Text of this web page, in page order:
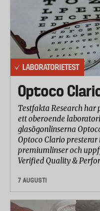
Många av de
mängd
igenom de olika
mer nödvändiga än
kontaktindikatorn,
föräldraenheten och
viktig funktion. Den
barnenheten bara
ladda ur.
Användarvänlighet
Laboratoriet har
använda samt hur lätt
batterierna.
Räckvidd
Räckvidden testades
LABORATORIETEST
Optoco
Testfakta Research
ett oberoende
glasögonlinserna
Optoco Clario
premiumlinser och
Verified Quality &
7 AUGUSTI